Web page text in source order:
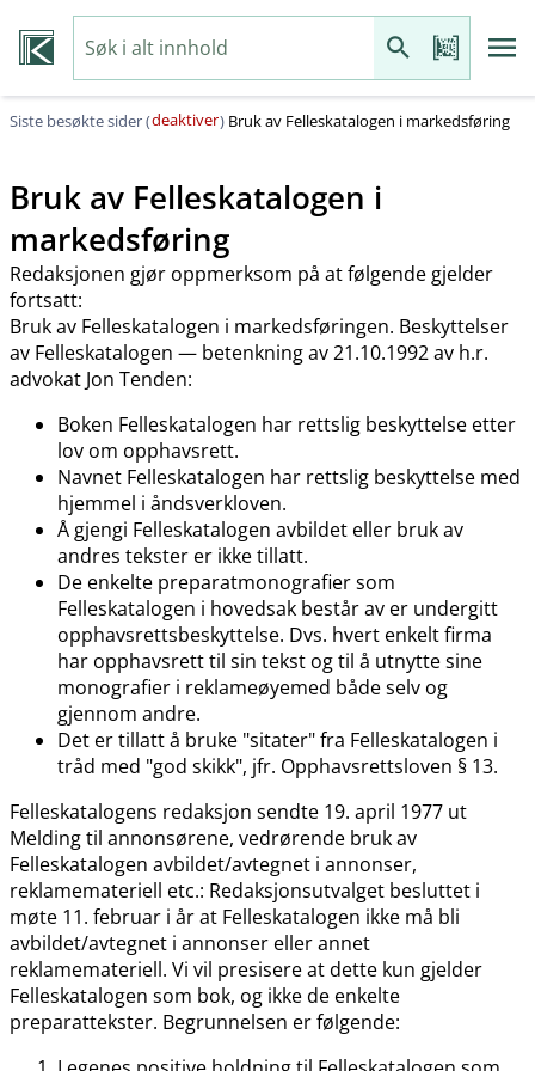
Siste besøkte sider (deaktiver) Bruk av Felleskatalogen i markedsføring
Bruk av Felleskatalogen i
markedsføring
Redaksjonen gjør oppmerksom på at følgende gjelder
fortsatt:
Bruk av Felleskatalogen i markedsføringen. Beskyttelser
av Felleskatalogen — betenkning av 21.10.1992 av h.r.
advokat Jon Tenden:
Boken Felleskatalogen har rettslig beskyttelse etter
lov om opphavsrett.
Navnet Felleskatalogen har rettslig beskyttelse med
hjemmel i åndsverkloven.
Å gjengi Felleskatalogen avbildet eller bruk av
andres tekster er ikke tillatt.
De enkelte preparatmonografier som
Felleskatalogen i hovedsak består av er undergitt
opphavsrettsbeskyttelse. Dvs. hvert enkelt firma
har opphavsrett til sin tekst og til å utnytte sine
monografier i reklameøyemed både selv og
gjennom andre.
Det er tillatt å bruke "sitater" fra Felleskatalogen i
tråd med "god skikk", jfr. Opphavsrettsloven § 13.
Felleskatalogens redaksjon sendte 19. april 1977 ut
Melding til annonsørene, vedrørende bruk av
Felleskatalogen avbildet​/​avtegnet i annonser,
reklamemateriell etc.: Redaksjonsutvalget besluttet i
møte 11. februar i år at Felleskatalogen ikke må bli
avbildet​/​avtegnet i annonser eller annet
reklamemateriell. Vi vil presisere at dette kun gjelder
Felleskatalogen som bok, og ikke de enkelte
preparattekster. Begrunnelsen er følgende: